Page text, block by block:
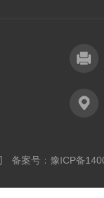
备案号： 豫ICP备